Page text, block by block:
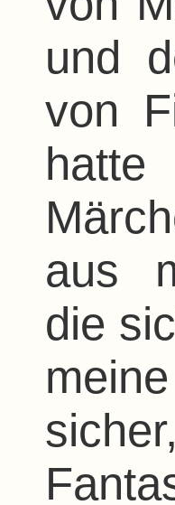
und
von
aus
die